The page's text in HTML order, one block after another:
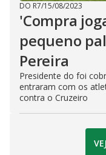
DO R7/15/08/2023
'Compra
pequeno
Pereira
Presidente do foi
entraram com os
contra o Cruzeiro